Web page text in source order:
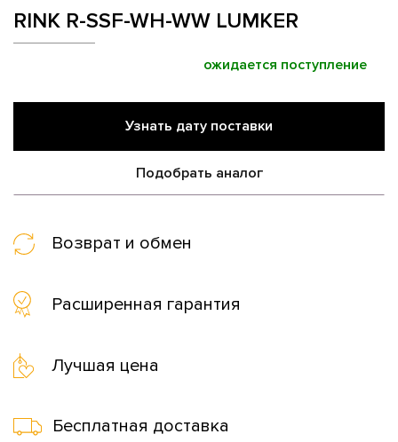
RINK R-SSF-WH-WW LUMKER
ожидается поступление
Узнать дату поставки
Подобрать аналог
Возврат и обмен
Расширенная гарантия
Лучшая цена
Бесплатная доставка